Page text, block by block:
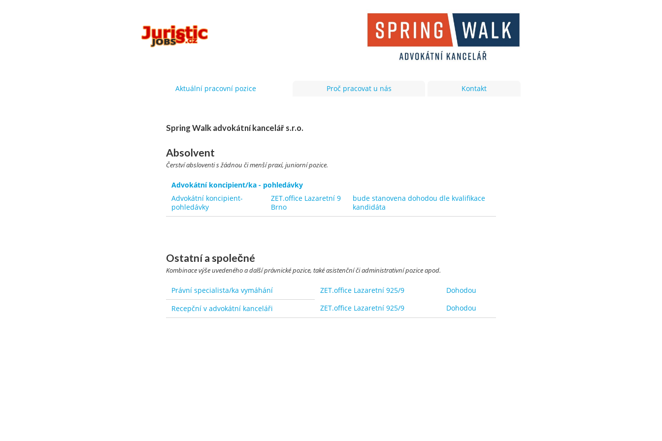
Aktuální pracovní pozice Proč pracovat u nás Kontakt
Spring Walk advokátní kancelář s.r.o.
Absolvent
Čerství absloventi s žádnou či menší praxí, juniorní pozice.
Advokátní koncipient/ka - pohledávky
Advokátní koncipient-
pohledávky
ZET.office Lazaretní 9
Brno
bude stanovena dohodou dle kvalifikace
kandidáta
Ostatní a společné
Kombinace výše uvedeného a další právnické pozice, také asistenční či administrativní pozice apod.
Právní specialista/ka vymáhání ZET.office Lazaretní 925/9
Dohodou
Recepční v advokátní kanceláři
ZET.office Lazaretní 925/9 Dohodou